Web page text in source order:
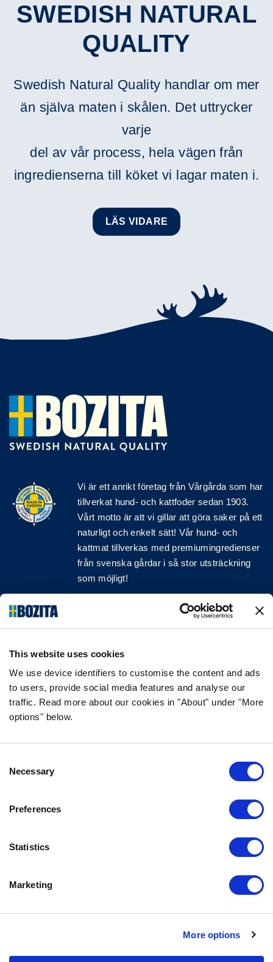
This website uses cookies
We use device identifiers to customise the content and ads
to users, provide social media features and analyse our
traffic. Read more about our cookies in "About" under "More
options" below.
Selection
Necessary
Preferences
Statistics
Marketing
More options
SWEDISH NATURAL
QUALITY
Swedish Natural Quality handlar om mer
än själva maten i skålen. Det uttrycker
varje
del av vår process, hela vägen från
ingredienserna till köket vi lagar maten i.
LÄS VIDARE
Vi är ett anriktföretag från Vårgårda som har
tillverkat hund- och kattfoder sedan 1903.
Vårt motto är att vi gillar att göra saker på ett
naturligt och enkelt sätt! Vår hund- och
kattmat tillverkas med premiumingredienser
från svenska gårdar i så stor utsträckning
som möjligt!
Följ oss på sociala medier
INFORMATION
VANLIGA FRÅGOR & SVAR
OM FÖRETAGET
KUNDTJÄNST
INFO@BOZITA.SE
BOZITA
PARTNER IN PET FOOD NORDICS AB